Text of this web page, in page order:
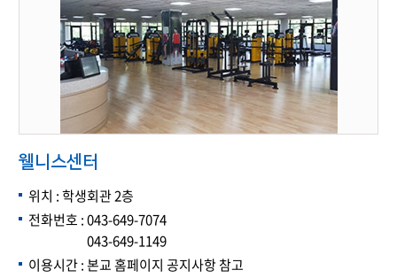
웰니스센터
위치 : 학생회관 2층
전화번호 : 043-649-7074
043-649-1149
이용시간 : 본교 홈페이지 공지사항 참고